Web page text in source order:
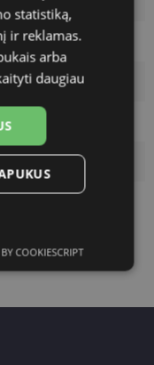
gold
Plastic
statistiką,
ir reklamas.
arba
daugiau
Rinkodaros
slapukai
COOKIESCRIPT